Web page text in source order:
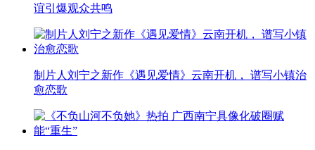
谊引爆观众共鸣
制片人刘宁之新作《遇见爱情》云南开机， 谱写小镇治
愈恋歌